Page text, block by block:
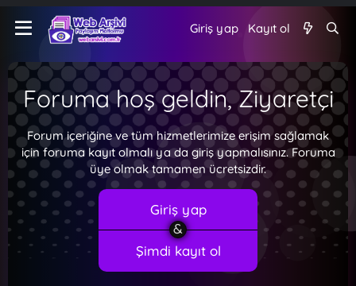
Giriş yap Kayıt ol
Foruma hoş geldin, Ziyaretçi
Forum içeriğine ve tüm hizmetlerimize erişim sağlamak
için foruma kayıt olmalı ya da giriş yapmalısınız. Foruma
üye olmak tamamen ücretsizdir.
Giriş yap
Şimdi kayıt ol